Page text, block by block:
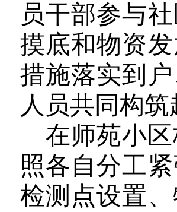
员干部参与
摸底和物资
措施落实到
人员共同构
在师苑小
照各自分工
检测点设置